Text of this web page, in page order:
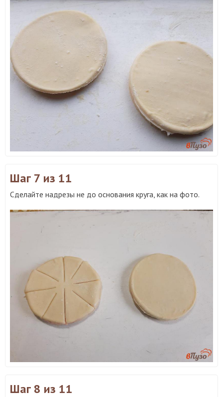
Шаг 7 из 11
Сделайте надрезы не до основания круга, как на фото.
Шаг 8 из 11